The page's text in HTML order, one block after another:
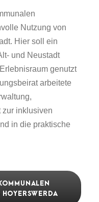
Nutzung von
Hier soll ein
und Neustadt
genutzt
arbeitete
zur inklusiven
in die praktische